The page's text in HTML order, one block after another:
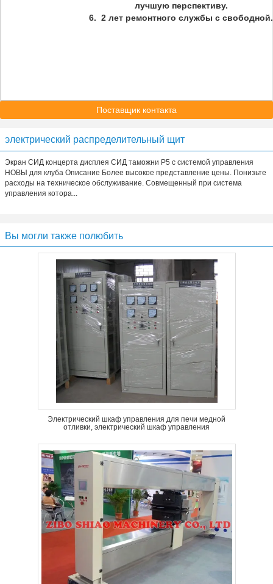
лучшую перспективу.
6. 2 лет ремонтного службы с свободной.
Поставщик контакта
электрический распределительный щит
Экран СИД концерта дисплея СИД таможни P5 с системой управления
НОВЫ для клуба Описание Более высокое представление цены. Понизьте
расходы на техническое обслуживание. Совмещенный при система
управления котора...
Вы могли также полюбить
Электрический шкаф управления для печи медной
отливки, электрический шкаф управления